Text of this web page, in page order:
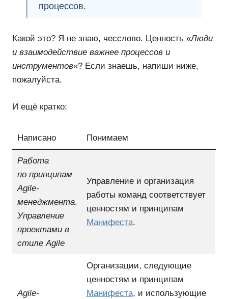
процессов.
Какой это? Я не знаю, чесслово. Ценность «Люди
и взаимодействие важнее процессов и
инструментов«? Если знаешь, напиши ниже,
пожалуйста.
И ещё кратко:
Написано Понимаем
Работа
по принципам
Agile-
менеджмента.
Управление
проектами в
стиле Agile
Управление и организация
работы команд соответствует
ценностям и принципам
Манифеста.
Agile-
Организации, следующие
ценностям и принципам
Манифеста, и использующие